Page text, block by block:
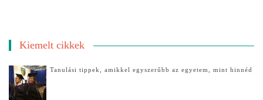
Kiemelt cikkek
Tanulási tippek, amikkel egyszerűbb az egyetem, mint hinnéd